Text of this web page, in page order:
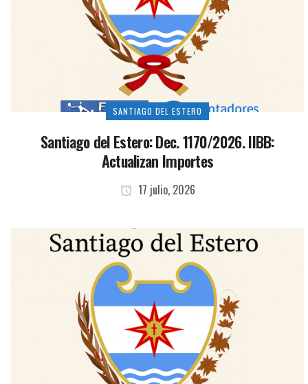
SANTIAGO DEL ESTERO
Santiago del Estero: Dec. 1170/2026. IIBB:
Actualizan Importes
17 julio, 2026